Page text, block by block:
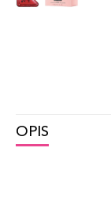
OPIS